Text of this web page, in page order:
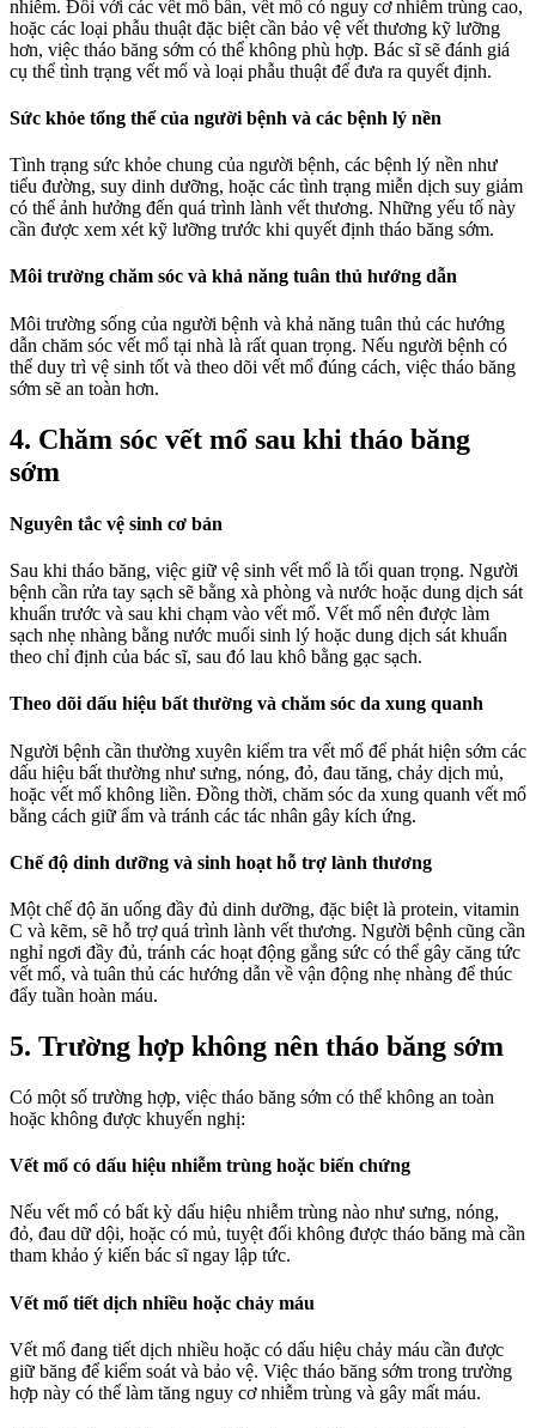
nhiễm. Đối với các vết mổ bẩn, vết mổ có nguy cơ nhiễm trùng cao,
hoặc các loại phẫu thuật đặc biệt cần bảo vệ vết thương kỹ lưỡng
hơn, việc tháo băng sớm có thể không phù hợp. Bác sĩ sẽ đánh giá
cụ thể tình trạng vết mổ và loại phẫu thuật để đưa ra quyết định.
Sức khỏe tổng thể của người bệnh và các bệnh lý nền
Tình trạng sức khỏe chung của người bệnh, các bệnh lý nền như
tiểu đường, suy dinh dưỡng, hoặc các tình trạng miễn dịch suy giảm
có thể ảnh hưởng đến quá trình lành vết thương. Những yếu tố này
cần được xem xét kỹ lưỡng trước khi quyết định tháo băng sớm.
Môi trường chăm sóc và khả năng tuân thủ hướng dẫn
Môi trường sống của người bệnh và khả năng tuân thủ các hướng
dẫn chăm sóc vết mổ tại nhà là rất quan trọng. Nếu người bệnh có
thể duy trì vệ sinh tốt và theo dõi vết mổ đúng cách, việc tháo băng
sớm sẽ an toàn hơn.
4. Chăm sóc vết mổ sau khi tháo băng
sớm
Nguyên tắc vệ sinh cơ bản
Sau khi tháo băng, việc giữ vệ sinh vết mổ là tối quan trọng. Người
bệnh cần rửa tay sạch sẽ bằng xà phòng và nước hoặc dung dịch sát
khuẩn trước và sau khi chạm vào vết mổ. Vết mổ nên được làm
sạch nhẹ nhàng bằng nước muối sinh lý hoặc dung dịch sát khuẩn
theo chỉ định của bác sĩ, sau đó lau khô bằng gạc sạch.
Theo dõi dấu hiệu bất thường và chăm sóc da xung quanh
Người bệnh cần thường xuyên kiểm tra vết mổ để phát hiện sớm các
dấu hiệu bất thường như sưng, nóng, đỏ, đau tăng, chảy dịch mủ,
hoặc vết mổ không liền. Đồng thời, chăm sóc da xung quanh vết mổ
bằng cách giữ ẩm và tránh các tác nhân gây kích ứng.
Chế độ dinh dưỡng và sinh hoạt hỗ trợ lành thương
Một chế độ ăn uống đầy đủ dinh dưỡng, đặc biệt là protein, vitamin
C và kẽm, sẽ hỗ trợ quá trình lành vết thương. Người bệnh cũng cần
nghỉ ngơi đầy đủ, tránh các hoạt động gắng sức có thể gây căng tức
vết mổ, và tuân thủ các hướng dẫn về vận động nhẹ nhàng để thúc
đẩy tuần hoàn máu.
5. Trường hợp không nên tháo băng sớm
Có một số trường hợp, việc tháo băng sớm có thể không an toàn
hoặc không được khuyến nghị:
Vết mổ có dấu hiệu nhiễm trùng hoặc biến chứng
Nếu vết mổ có bất kỳ dấu hiệu nhiễm trùng nào như sưng, nóng,
đỏ, đau dữ dội, hoặc có mủ, tuyệt đối không được tháo băng mà cần
tham khảo ý kiến bác sĩ ngay lập tức.
Vết mổ tiết dịch nhiều hoặc chảy máu
Vết mổ đang tiết dịch nhiều hoặc có dấu hiệu chảy máu cần được
giữ băng để kiểm soát và bảo vệ. Việc tháo băng sớm trong trường
hợp này có thể làm tăng nguy cơ nhiễm trùng và gây mất máu.